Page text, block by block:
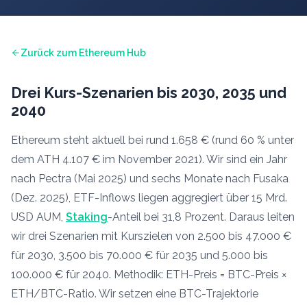
Zurück zum Ethereum Hub
Drei Kurs-Szenarien bis 2030, 2035 und
2040
Ethereum steht aktuell bei rund 1.658 € (rund 60 % unter
dem ATH 4.107 € im November 2021). Wir sind ein Jahr
nach Pectra (Mai 2025) und sechs Monate nach Fusaka
(Dez. 2025), ETF-Inflows liegen aggregiert über 15 Mrd.
USD AUM, Staking-Anteil bei 31,8 Prozent. Daraus leiten
wir drei Szenarien mit Kurszielen von 2.500 bis 47.000 €
für 2030, 3.500 bis 70.000 € für 2035 und 5.000 bis
100.000 € für 2040. Methodik: ETH-Preis = BTC-Preis ×
ETH/BTC-Ratio. Wir setzen eine BTC-Trajektorie